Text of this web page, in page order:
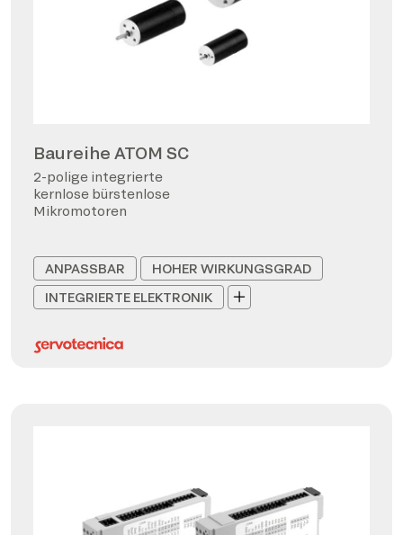
Baureihe ATOM SC
2-polige integrierte
kernlose bürstenlose
Mikromotoren
ANPASSBAR
HOHER WIRKUNGSGRAD
INTEGRIERTE ELEKTRONIK